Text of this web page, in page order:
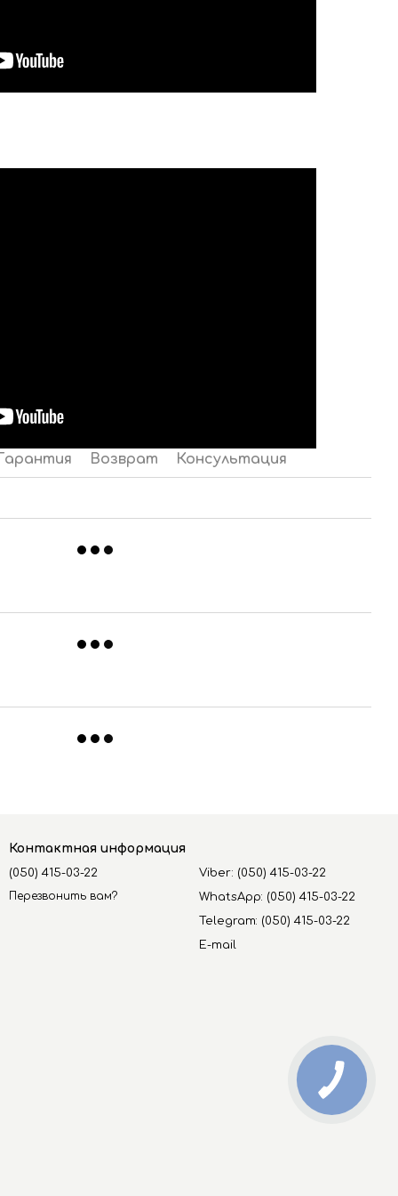
Возврат Консультация
Контактная информация
(050) 415-03-22
Перезвонить вам?
Viber: (050) 415-03-22
WhatsApp: (050) 415-03-22
Telegram: (050) 415-03-22
E-mail